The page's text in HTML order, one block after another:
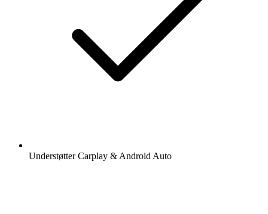
Understøtter Carplay & Android Auto